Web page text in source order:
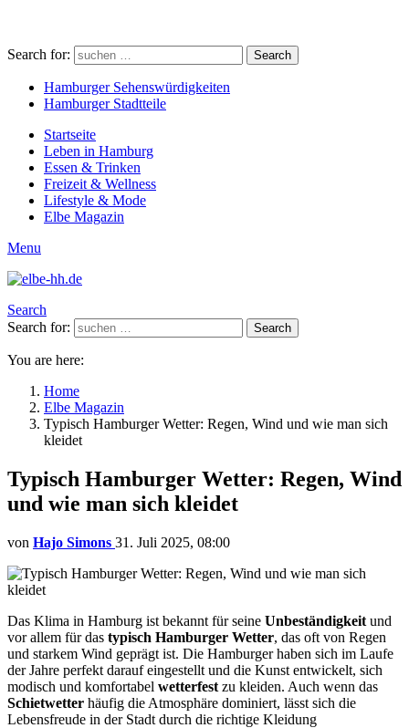
Search for: Search
Hamburger Sehenswürdigkeiten
Hamburger Stadtteile
Startseite
Leben in Hamburg
Essen & Trinken
Freizeit & Wellness
Lifestyle & Mode
Elbe Magazin
Menu
Search
Search for:
Search
You are here:
Home
Elbe Magazin
Typisch Hamburger Wetter: Regen, Wind und wie man sich
kleidet
Typisch Hamburger Wetter: Regen, Wind
und wie man sich kleidet
von Hajo Simons 31. Juli 2025, 08:00
Das Klima in Hamburg ist bekannt für seine Unbeständigkeit und
vor allem für das typisch Hamburger Wetter, das oft von Regen
und starkem Wind geprägt ist. Die Hamburger haben sich im Laufe
der Jahre perfekt darauf eingestellt und die Kunst entwickelt, sich
modisch und komfortabel wetterfest zu kleiden. Auch wenn das
Schietwetter häufig die Atmosphäre dominiert, lässt sich die
Lebensfreude in der Stadt durch die richtige Kleidung